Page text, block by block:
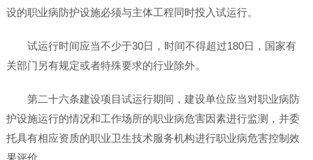
设的职业病防护设施必须与主体工程同时投入试运行。
试运行时间应当不少于30日，时间不得超过180日，国家有
关部门另有规定或者特殊要求的行业除外。
第二十六条建设项目试运行期间，建设单位应当对职业病防
护设施运行的情况和工作场所的职业病危害因素进行监测，并委
托具有相应资质的职业卫生技术服务机构进行职业病危害控制效